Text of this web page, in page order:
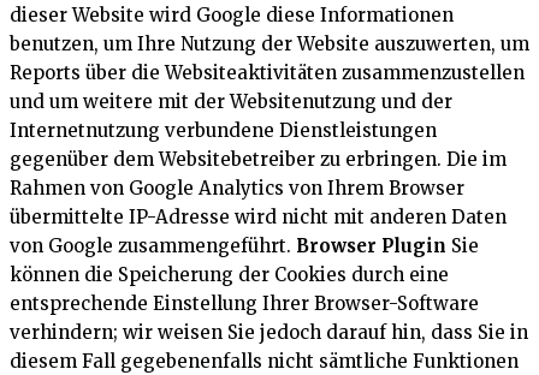
dieser Website wird Google diese Informationen
benutzen, um Ihre Nutzung der Website auszuwerten, um
Reports über die Websiteaktivitäten zusammenzustellen
und um weitere mit der Websitenutzung und der
Internetnutzung verbundene Dienstleistungen
gegenüber dem Websitebetreiber zu erbringen. Die im
Rahmen von Google Analytics von Ihrem Browser
übermittelte IP-Adresse wird nicht mit anderen Daten
von Google zusammengeführt. Browser Plugin Sie
können die Speicherung der Cookies durch eine
entsprechende Einstellung Ihrer Browser-Software
verhindern; wir weisen Sie jedoch darauf hin, dass Sie in
diesem Fall gegebenenfalls nicht sämtliche Funktionen